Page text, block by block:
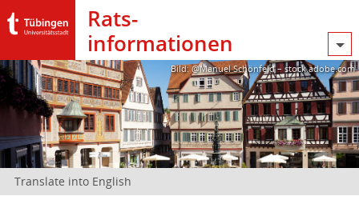
Rats­
informationen
Bild: @Manuel Schönfeld – stock.adobe.com
Translate into English